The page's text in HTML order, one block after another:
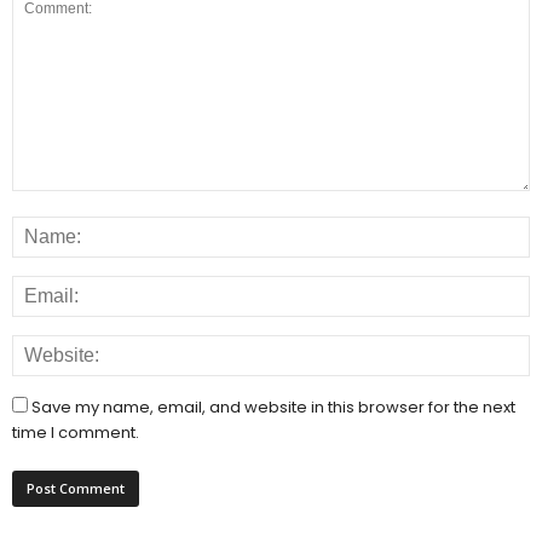
Save my name, email, and website in this browser for the next
time I comment.